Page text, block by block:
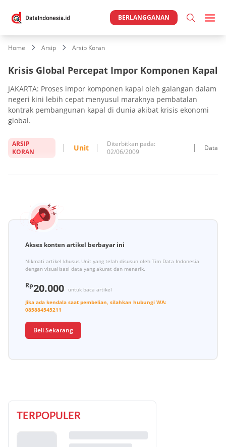
BERLANGGANAN
Home Arsip Arsip Koran
Krisis Global Percepat Impor Komponen Kapal
JAKARTA: Proses impor komponen kapal oleh galangan dalam
negeri kini lebih cepat menyusul maraknya pembatalan
kontrak pembangunan kapal di dunia akibat krisis ekonomi
global.
ARSIP
KORAN
Unit
Diterbitkan pada:
02/06/2009
Data
Akses konten artikel berbayar ini
Nikmati artikel khusus Unit yang telah disusun oleh Tim Data Indonesia
dengan visualisasi data yang akurat dan menarik.
Rp20.000
untuk baca artikel
Jika ada kendala saat pembelian, silahkan hubungi WA:
085884545211
Beli Sekarang
TERPOPULER